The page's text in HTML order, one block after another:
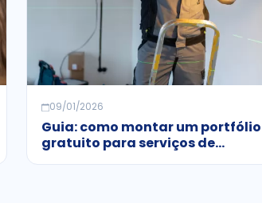
09/01/2026
Guia: como montar um portfólio
gratuito para serviços de